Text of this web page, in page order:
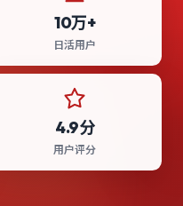
10万+
日活用户
4.9分
用户评分